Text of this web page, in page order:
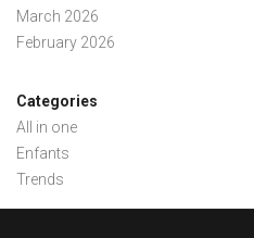
March 2026
February 2026
Categories
All in one
Enfants
Trends